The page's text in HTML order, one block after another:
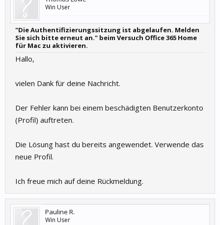
Win User
"Die Authentifizierungssitzung ist abgelaufen. Melden
Sie sich bitte erneut an." beim Versuch Office 365 Home
für Mac zu aktivieren.
Hallo,
vielen Dank für deine Nachricht.
Der Fehler kann bei einem beschädigten Benutzerkonto
(Profil) auftreten.
Die Lösung hast du bereits angewendet. Verwende das
neue Profil.
Ich freue mich auf deine Rückmeldung.
Pauline R.
Win User